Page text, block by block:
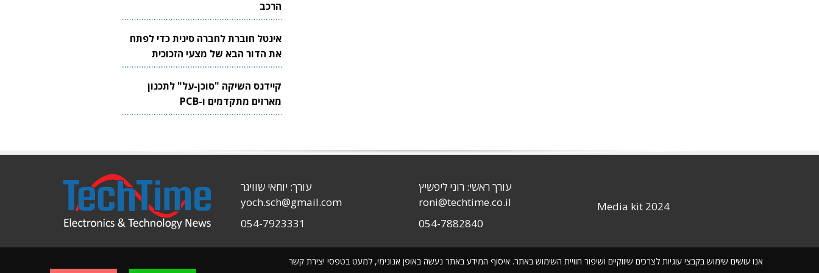
הרכב
אינטל חוברת לחברה סינית כדי לפתח
את הדור הבא של מצעי הזכוכית
לשבבים
קיידנס השיקה "סוכן-על" לתכנון
מארזים מתקדמים ו-PCB
אנו עושים שימוש בקבצי עוגיות לצרכים שיווקיים ושיפור חוויית השימוש באתר. איסוף המידע באתר נעשה באופן אנונימי, למעט בטפסי יצירת קשר
Media kit 2024
עורך ראשי: רוני ליפשיץ
roni@techtime.co.il
054-7882840
עורך: יוחאי שוויגר
yoch.sch@gmail.com
054-7923331